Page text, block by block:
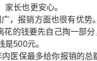
长也更安心。
报销方面也很有优势。
的钱要先自己掏一部分
是500元。
医保最多给你报销的总